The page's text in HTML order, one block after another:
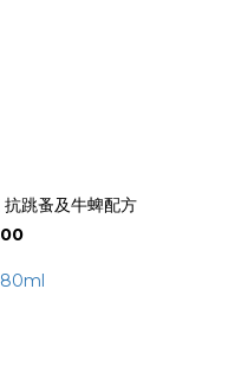
跳蚤及牛蜱配方